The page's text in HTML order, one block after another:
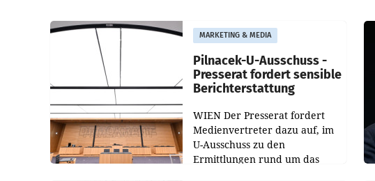
MARKETING & MEDIA
Pilnacek-U-Ausschuss -
Presserat fordert sensible
Berichterstattung
WIEN Der Presserat fordert
Medienvertreter dazu auf, im
U-Ausschuss zu den
Ermittlungen rund um das